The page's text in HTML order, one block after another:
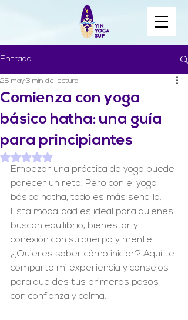
Entrada
Comienza con yoga
básico hatha: una guía
para principiantes
25 may3 min de lectura
Obtuvo NaN de 5 estrellas.
Empezar una práctica de yoga puede
parecer un reto. Pero con el yoga
básico hatha, todo es más sencillo.
Esta modalidad es ideal para quienes
buscan equilibrio, bienestar y
conexión con su cuerpo y mente.
¿Quieres saber cómo iniciar? Aquí te
comparto mi experiencia y consejos
para que des tus primeros pasos
con confianza y calma.